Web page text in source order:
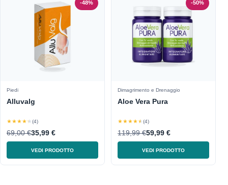
-48%
Piedi
Alluvalg
★★★★★(4)
69,00 €35,99 €
VEDI PRODOTTO
-50%
Dimagrimento e Drenaggio
Aloe Vera Pura
★★★★★(4)
119,99 €59,99 €
VEDI PRODOTTO